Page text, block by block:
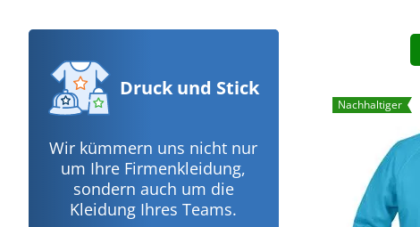
Druck und Stick
Wir kümmern uns nicht nur
um Ihre Firmenkleidung,
sondern auch um die
Kleidung Ihres Teams.
Nachhaltiger